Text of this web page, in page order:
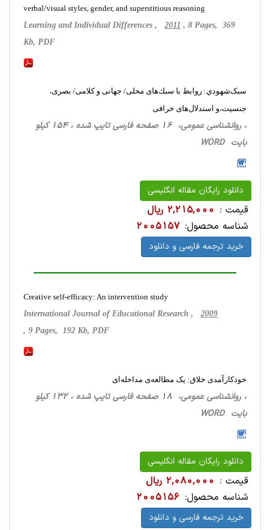
verbal/visual styles, gender, and superstitious reasoning
Learning and Individual Differences , 2011 , 8 Pages, 369
Kb, PDF
سبک‌شهودي: روابط با سبك‌های محلی/ جهانی و کلامی/ بصری،
جنسیت،و استدلال‌های خرافی
، روانشناسی‌ عمومی، 16 صفحه فارسی تایپ شده ، 154 کیلو
بایت WORD
دانلود رایگان مقاله انگلیسی
قیمت : 2,215,000 ریال
شناسه محصول: 2005157
خرید ترجمه فارسی و دانلود
Creative self-efficacy: An intervention study
International Journal of Educational Research , 2009
, 9 Pages, 192 Kb, PDF
خودکارآمدی خلاق: یک مطالعه‌ی مداخله‌ای
، روانشناسی‌ عمومی، 18 صفحه فارسی تایپ شده ، 132 کیلو
بایت WORD
دانلود رایگان مقاله انگلیسی
قیمت : 2,080,000 ریال
شناسه محصول: 2005156
خرید ترجمه فارسی و دانلود